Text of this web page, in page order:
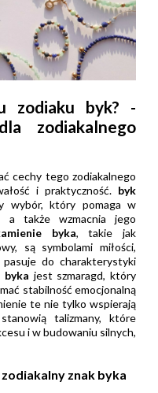
zodiaku byk? -
zodiakalnego
cechy tego zodiakalnego
i praktyczność. byk
wybór, który pomaga w
a także wzmacnia jego
byka, takie jak
są symbolami miłości,
do charakterystyki
byka jest szmaragd, który
stabilność emocjonalną
te nie tylko wspierają
talizmany, które
i w budowaniu silnych,
znak byka